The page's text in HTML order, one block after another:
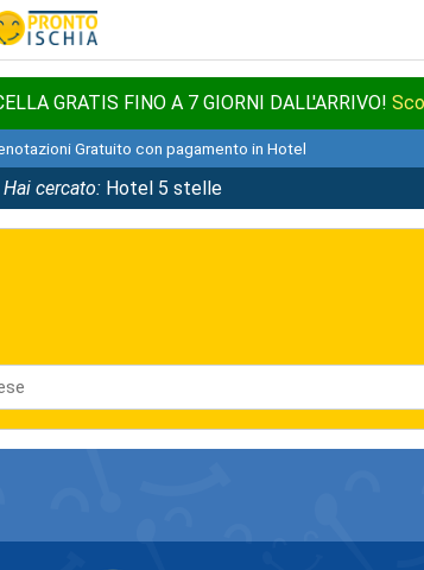
GRATIS FINO A 7 GIORNI DALL'ARRIVO!
Gratuito con pagamento in Hotel
Hai cercato: Hotel 5 stelle